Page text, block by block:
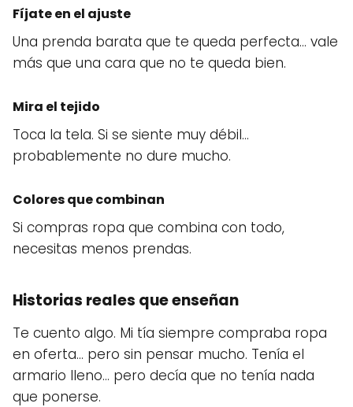
Fíjate en el ajuste
Una prenda barata que te queda perfecta… vale
más que una cara que no te queda bien.
Mira el tejido
Toca la tela. Si se siente muy débil…
probablemente no dure mucho.
Colores que combinan
Si compras ropa que combina con todo,
necesitas menos prendas.
Historias reales que enseñan
Te cuento algo. Mi tía siempre compraba ropa
en oferta… pero sin pensar mucho. Tenía el
armario lleno… pero decía que no tenía nada
que ponerse.